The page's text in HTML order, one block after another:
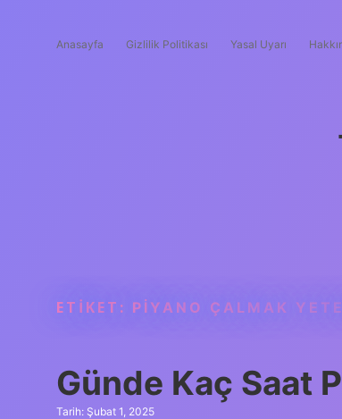
Anasayfa Gizlilik Politikası Yasal Uyarı
ETIKET: PIYANO ÇALMAK
Günde Kaç Saat
Tarih: Şubat 1, 2025